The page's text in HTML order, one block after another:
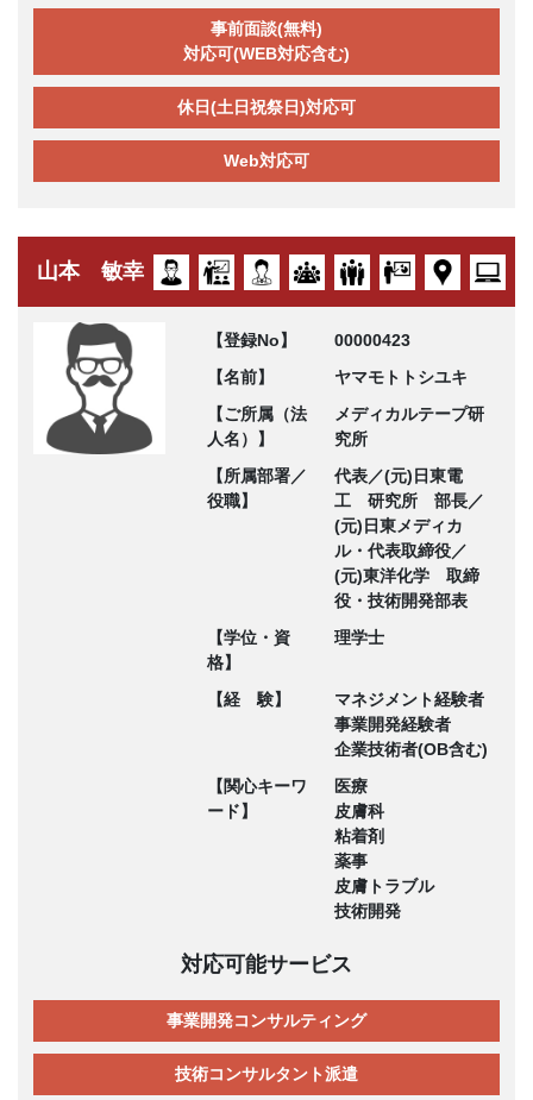
事前面談(無料)
対応可(WEB対応含む)
休日(土日祝祭日)対応可
Web対応可
山本 敏幸
【登録No】
00000423
【名前】
ヤマモトトシユキ
【ご所属（法
人名）】
メディカルテープ研
究所
【所属部署／
役職】
代表／(元)日東電
工 研究所 部長／
(元)日東メディカ
ル・代表取締役／
(元)東洋化学 取締
役・技術開発部表
【学位・資
格】
理学士
【経 験】
マネジメント経験者
事業開発経験者
企業技術者(OB含む)
【関心キーワ
ード】
医療
皮膚科
粘着剤
薬事
皮膚トラブル
技術開発
対応可能サービス
事業開発コンサルティング
技術コンサルタント派遣